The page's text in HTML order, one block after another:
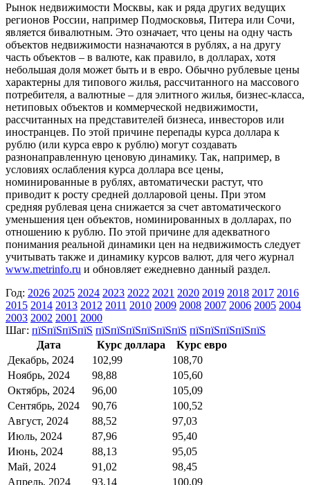
Рынок недвижимости Москвы, как и ряда других ведущих
регионов России, например Подмосковья, Питера или Сочи,
является бивалютным. Это означает, что цены на одну часть
объектов недвижимости назначаются в рублях, а на другу
часть объектов – в валюте, как правило, в долларах, хотя
небольшая доля может быть и в евро. Обычно рублевые цены
характерны для типового жилья, рассчитанного на массового
потребителя, а валютные – для элитного жилья, бизнес-класса,
нетиповых объектов и коммерческой недвижимости,
рассчитанных на представителей бизнеса, инвесторов или
иностранцев. По этой причине перепады курса доллара к
рублю (или курса евро к рублю) могут создавать
разнонаправленную ценовую динамику. Так, например, в
условиях ослабления курса доллара все цены,
номинированные в рублях, автоматически растут, что
приводит к росту средней долларовой цены. При этом
средняя рублевая цена снижается за счет автоматического
уменьшения цен объектов, номинированных в долларах, по
отношению к рублю. По этой причине для адекватного
понимания реальной динамики цен на недвижимость следует
учитывать также и динамику курсов валют, для чего журнал
www.metrinfo.ru и обновляет ежедневно данный раздел.
Год: 2026 2025 2024 2023 2022 2021 2020 2019 2018 2017 2016
2015 2014 2013 2012 2011 2010 2009 2008 2007 2006 2005 2004
2003 2002 2001 2000
Шаг: пїЅпїЅпїЅпїЅ пїЅпїЅпїЅпїЅпїЅпїЅ пїЅпїЅпїЅпїЅпїЅ
Дата
Курс доллара
Курс евро
Декабрь, 2024
102,99
108,70
Ноябрь, 2024
98,88
105,60
Октябрь, 2024
96,00
105,09
Сентябрь, 2024
90,76
100,52
Август, 2024
88,52
97,03
Июль, 2024
87,96
95,40
Июнь, 2024
88,13
95,05
Май, 2024
91,02
98,45
Апрель, 2024
93,14
100,09